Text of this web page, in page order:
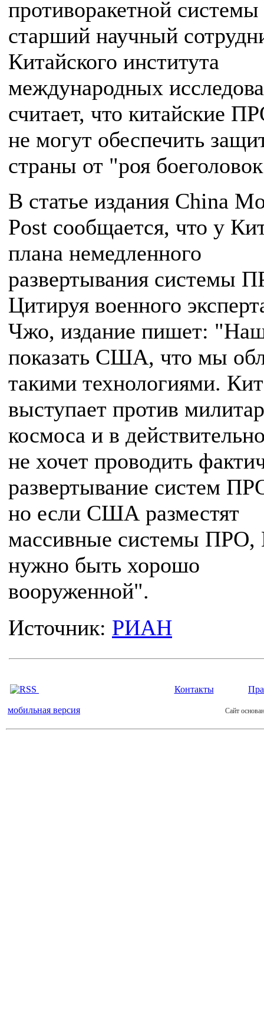
противоракетной
старший научный
Китайского института
международных
считает, что китайские
не могут обеспечить
страны от "роя
В статье издания China
Post сообщается, что у
плана немедленного
развертывания системы
Цитируя военного
Чжо, издание пишет:
показать США, что мы
такими технологиями.
выступает против
космоса и в
не хочет проводить
развертывание систем
но если США разместят
массивные системы
нужно быть хорошо
вооруженной".
Источник: РИАН
Контакты
мобильная версия Сайт